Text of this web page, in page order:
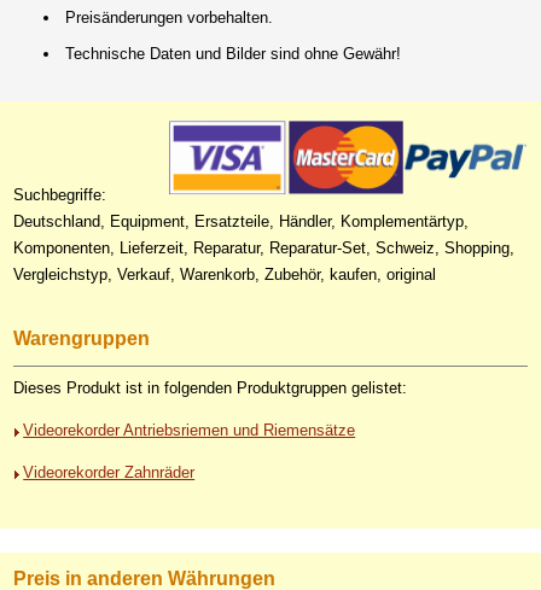
Preisänderungen vorbehalten.
Technische Daten und Bilder sind ohne Gewähr!
Suchbegriffe:
Deutschland, Equipment, Ersatzteile, Händler, Komplementärtyp,
Komponenten, Lieferzeit, Reparatur, Reparatur-Set, Schweiz, Shopping,
Vergleichstyp, Verkauf, Warenkorb, Zubehör, kaufen, original
Warengruppen
Dieses Produkt ist in folgenden Produktgruppen gelistet:
Videorekorder Antriebsriemen und Riemensätze
Videorekorder Zahnräder
Preis in anderen Währungen